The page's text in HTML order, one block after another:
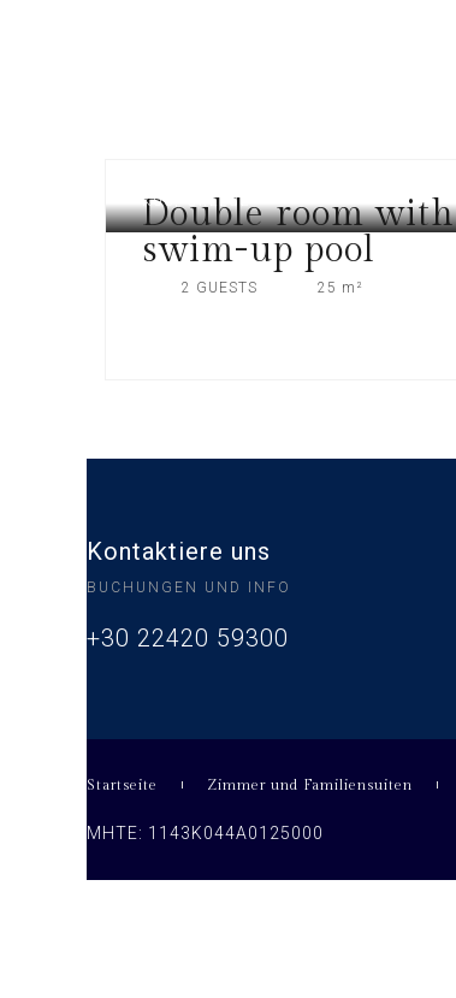
KOS, GREECE
Double room with
swim-up pool
2 GUESTS 25 m²
Kontaktiere uns
BUCHUNGEN UND INFO
+30 22420 59300
Startseite Zimmer und Familiensuiten
MHTE: 1143Κ044Α0125000